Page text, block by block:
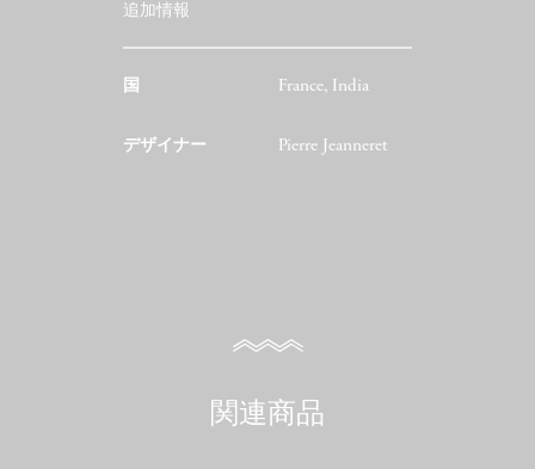
追加情報
国 France, India
デザイナー Pierre Jeanneret
関連商品